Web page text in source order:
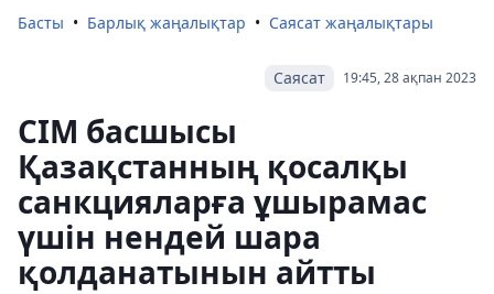
Басты Барлық жаңалықтар Саясат жаңалықтары
19:45, 28 ақпан 2023
Саясат
СІМ басшысы
Қазақстанның қосалқы
санкцияларға ұшырамас
үшін нендей шара
қолданатынын айтты